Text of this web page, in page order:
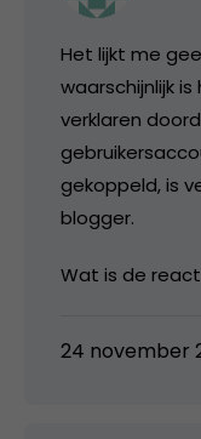
Het lijkt me
waarschijnlijk
verklaren
gekoppeld, is
blogger.
Wat is de
24 november